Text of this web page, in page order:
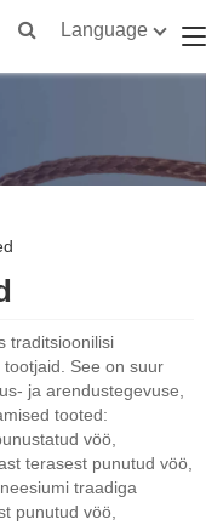
Language
traditsioonilisi
See on suur
ja arendustegevuse,
tooted:
vöö,
terasest punutud vöö,
traadiga
punutud vöö,